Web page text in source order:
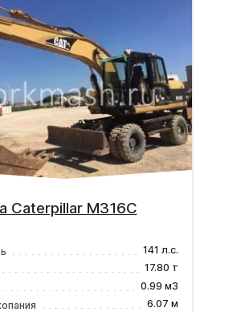
Caterpillar M316C
141 л.с.
17.80 т
0.99 м3
6.07 м